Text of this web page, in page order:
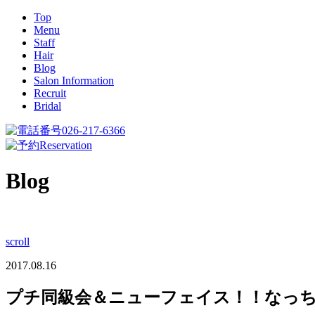
Top
Menu
Staff
Hair
Blog
Salon Information
Recruit
Bridal
026-217-6366
Reservation
Blog
scroll
2017.08.16
プチ同級会＆ニューフェイス！！なっ